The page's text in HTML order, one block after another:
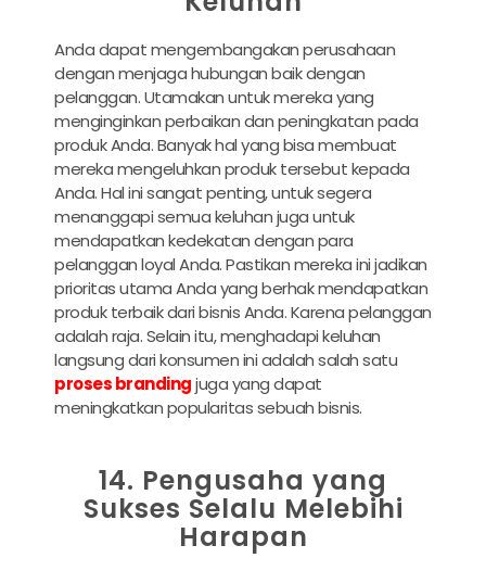
Anda dapat mengembangakan perusahaan
dengan menjaga hubungan baik dengan
pelanggan. Utamakan untuk mereka yang
menginginkan perbaikan dan peningkatan pada
produk Anda. Banyak hal yang bisa membuat
mereka mengeluhkan produk tersebut kepada
Anda. Hal ini sangat penting, untuk segera
menanggapi semua keluhan juga untuk
mendapatkan kedekatan dengan para
pelanggan loyal Anda. Pastikan mereka ini jadikan
prioritas utama Anda yang berhak mendapatkan
produk terbaik dari bisnis Anda. Karena pelanggan
adalah raja. Selain itu, menghadapi keluhan
langsung dari konsumen ini adalah salah satu
proses brandingjuga yang dapat
meningkatkan popularitas sebuah bisnis.
14. Pengusaha yang
Sukses Selalu Melebihi
Harapan